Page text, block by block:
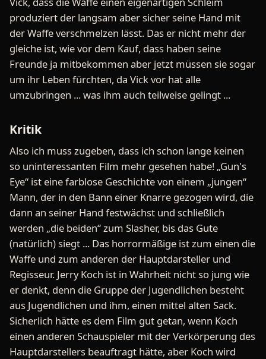
produziert der langsam aber sicher seine Hand mit
der Waffe verschmelzen lässt. Das er nicht mehr der
gleiche ist, wie vor dem Kauf, dass haben seine
Freunde ja mitbekommen aber jetzt müssen sie sogar
um ihr Leben fürchten, da Vick vor hat alle
umzubringen ... was ihm auch teilweise gelingt ...
Kritik
Also ich muss zugeben, dass ich schon lange keinen
so uninteressanten Film mehr gesehen habe! „Gun's
Eye“ ist eine farblose Geschichte von einem „jungen“
Mann, der in den Bann einer Knarre gezogen wird, die
dann an seiner Hand festwächst und schließlich
werden „die beiden“ zum Slasher, bis das Gute
(natürlich) siegt ... Das horrormäßige ist zum einen die
Waffe und zum anderen der Hauptdarsteller und
Regisseur. Jerry Koch ist in Wahrheit nicht so jung wie
er denkt, denn die Gruppe der Jugendlichen besteht
aus Jugendlichen und ihm, einen mittel alten Sack.
Sicherlich hätte es dem Film gut getan, wenn Koch
einen anderen Schauspieler mit der Verkörperung des
Hauptdarstellers beauftragt hätte, aber Koch wird